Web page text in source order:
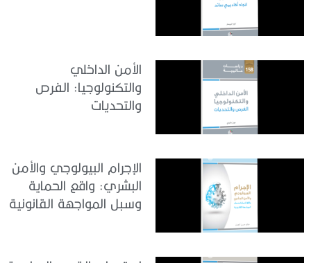
الأمن الداخلي
والتكنولوجيا: الفرص
والتحديات
الإجرام البيولوجي والأمن
البشري: واقع الحماية
وسبل المواجهة القانونية